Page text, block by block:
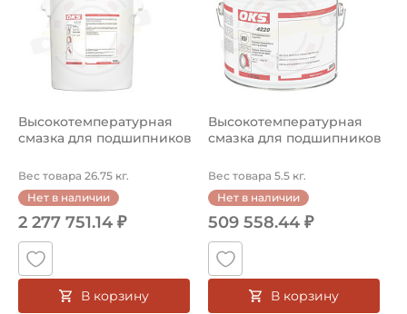
Высокотемпературная
смазка для подшипников
Вес товара 26.75 кг.
Нет в наличии
2 277 751.14 ₽
В корзину
Высокотемпературная
смазка для подшипников
Вес товара 5.5 кг.
Нет в наличии
509 558.44 ₽
В корзину